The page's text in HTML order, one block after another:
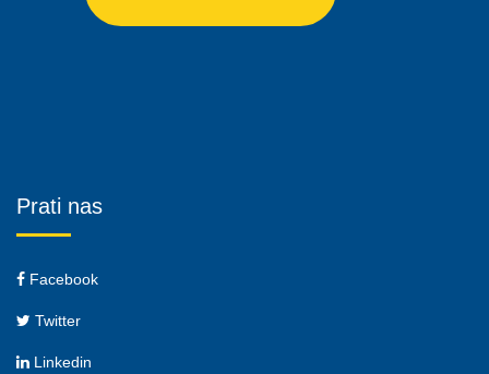
Prati nas
Facebook
Twitter
Linkedin